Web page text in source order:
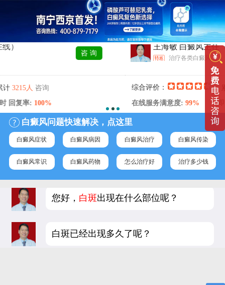
询
王海敏 白癜风主任（在线）
治疗各类白癜风
累计3774人
在线服务满意度:99%即时 回复率:
白癜风问题快速解决，点这里
白癜风症状 白癜风病因 白癜风治疗 白癜风传染
白癜风常识 白癜风药物 怎么治疗好 治疗多少钱
您好， 白斑出现在什么部位呢？
白斑已经出现多久了呢？